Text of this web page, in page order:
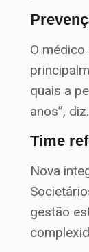
O
quais a
anos”, diz.
Time
Nova
gestão